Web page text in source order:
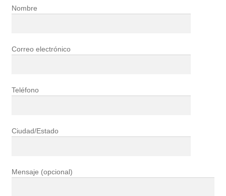
Nombre
Correo electrónico
Teléfono
Ciudad/Estado
Mensaje (opcional)